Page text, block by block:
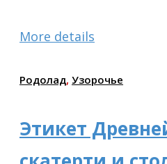
More details
Родолад, Узорочье
Этикет